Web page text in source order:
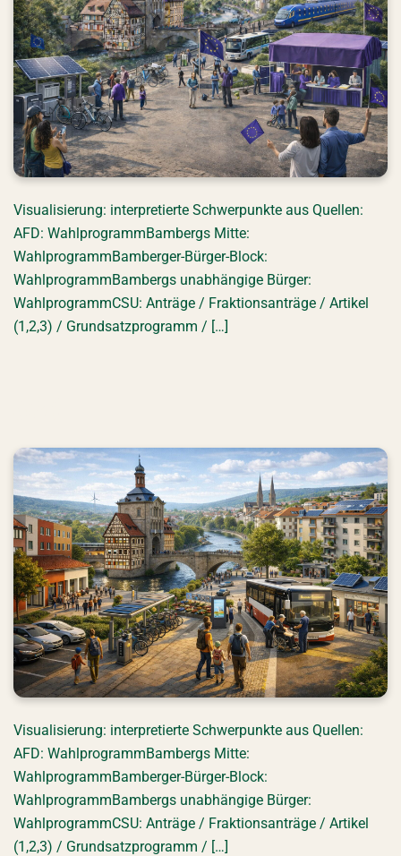
Visualisierung: interpretierte Schwerpunkte aus Quellen:
AFD: WahlprogrammBambergs Mitte:
WahlprogrammBamberger-Bürger-Block:
WahlprogrammBambergs unabhängige Bürger:
WahlprogrammCSU: Anträge / Fraktionsanträge / Artikel
(1,2,3) / Grundsatzprogramm / […]
Visualisierung: interpretierte Schwerpunkte aus Quellen:
AFD: WahlprogrammBambergs Mitte:
WahlprogrammBamberger-Bürger-Block:
WahlprogrammBambergs unabhängige Bürger:
WahlprogrammCSU: Anträge / Fraktionsanträge / Artikel
(1,2,3) / Grundsatzprogramm / […]